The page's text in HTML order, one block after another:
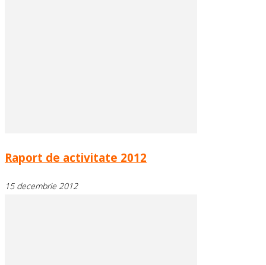
Raport de activitate 2012
15 decembrie 2012